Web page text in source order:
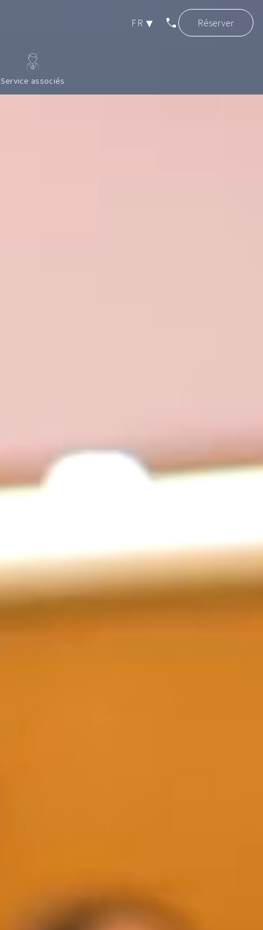
FR
phone Réserver
Service associés